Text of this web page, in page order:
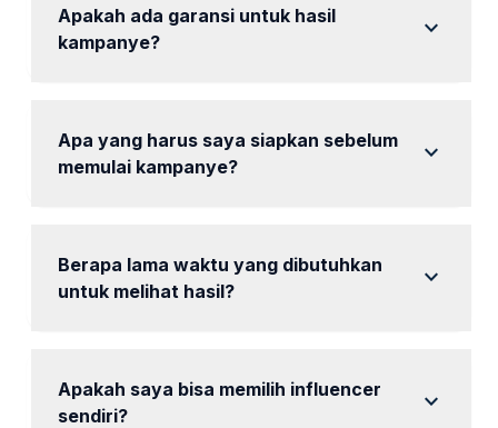
Apakah ada garansi untuk hasil
kampanye?
expand_more
Apa yang harus saya siapkan sebelum
memulai kampanye?
expand_more
Berapa lama waktu yang dibutuhkan
untuk melihat hasil?
expand_more
Apakah saya bisa memilih influencer
sendiri?
expand_more